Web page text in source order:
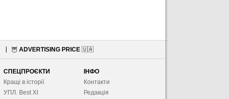
🦉 ADVERTISING PRICE 🇺🇦
СПЕЦПРОЄКТИ
Кращі в історії
УПЛ. Best XІ
ІНФО
Контакти
Редакція